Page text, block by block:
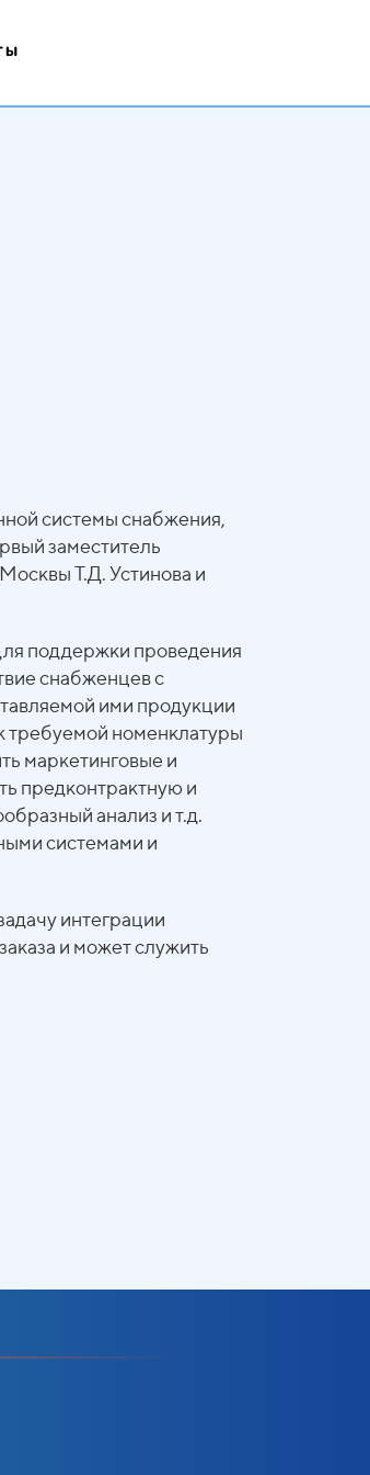
системы снабжения,
заместитель
Т.Д. Устинова и
поддержки проведения
снабженцев с
ими продукции
требуемой номенклатуры
маркетинговые и
предконтрактную и
анализ и т.д.
системами и
интеграции
и может служить